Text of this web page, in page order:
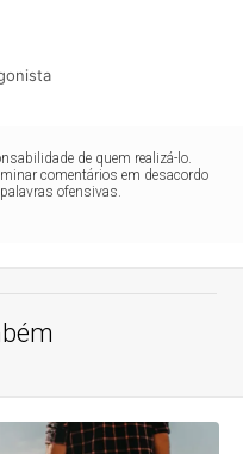
de quem realizá-lo.
comentários em desacordo
ofensivas.